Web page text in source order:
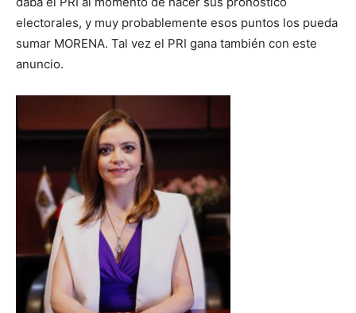
electorales, y muy probablemente esos puntos los pueda
sumar MORENA. Tal vez el PRI gana también con este
anuncio.